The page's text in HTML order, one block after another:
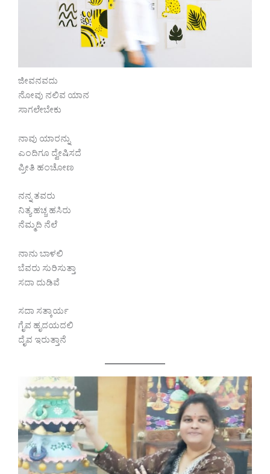
ಜೀವನವದು
ನೋವು ನಲಿವ ಯಾನ
ಸಾಗಲೇಬೇಕು
ನಾವು ಯಾರನ್ನು
ಎಂದಿಗೂ ದ್ವೇಷಿಸದೆ
ಪ್ರೀತಿ ಹಂಚೋಣ
ನನ್ನ ತವರು
ನಿತ್ಯ ಹಚ್ಚ ಹಸಿರು
ನೆಮ್ಮದಿ ನೆಲೆ
ನಾನು ಬಾಳಲಿ
ಬೆವರು ಸುರಿಸುತ್ತಾ
ಸದಾ ದುಡಿವೆ
ಸದಾ ಸತ್ಕಾರ್ಯ
ಗೈವ ಹೃದಯದಲಿ
ದೈವ ಇರುತ್ತಾನೆ